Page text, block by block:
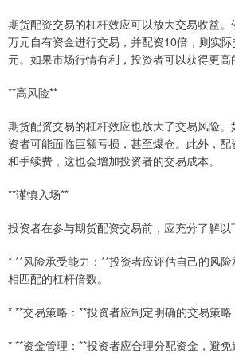
期货配资交易的杠杆效应可以放大交易收益
万元自有资金进行交易，并配资10倍，则实
元。如果市场行情有利，投资者可以获得更高
**高风险**
期货配资交易的杠杆效应也放大了交易风险
资者可能面临巨额亏损，甚至爆仓。此外，
和手续费，这也会增加投资者的交易成本。
**谨慎入场**
投资者在参与期货配资交易前，应充分了解以
* **风险承受能力：**投资者应评估自己的风
相匹配的杠杆倍数。
* **交易策略：**投资者应制定明确的交易策略
* **资金管理：**投资者应合理分配资金，避免